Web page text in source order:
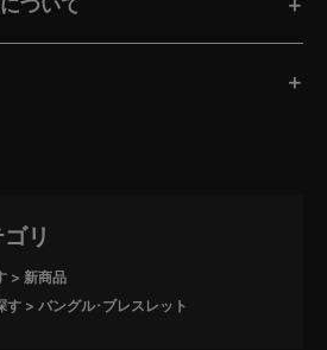
リ
新商品
す バングル･ブレスレット